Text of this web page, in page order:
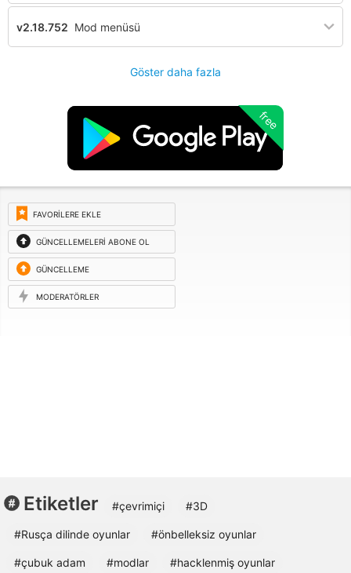
v2.18.752 Mod menüsü
Göster daha fazla
free
FAVORILERE EKLE
GÜNCELLEMELERI ABONE OL
GÜNCELLEME
ISTEĞI
MODERATÖRLER
Etiketler #çevrimiçi #3D
#Rusça dilinde oyunlar #önbelleksiz oyunlar
#çubuk adam #modlar #hacklenmiş oyunlar